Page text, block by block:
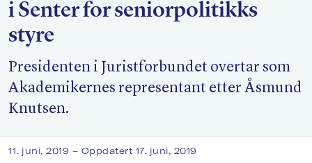
Medlemsforeninger
Kurs og konferanser
For media
Akademikerne Pluss
Nyheter
i Senter for seniorpolitikks
styre
Presidenten i Juristforbundet overtar som
Akademikernes representant etter Åsmund
Knutsen.
11. juni, 2019 – Oppdatert 17. juni, 2019